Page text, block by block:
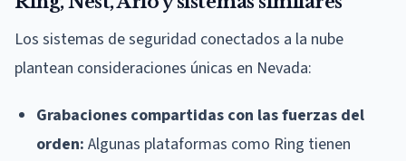
Los sistemas de seguridad conectados a la nube
plantean consideraciones únicas en Nevada:
Grabaciones compartidas con las fuerzas del
orden: Algunas plataformas como Ring tienen